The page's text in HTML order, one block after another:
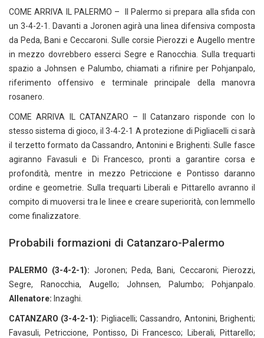
COME ARRIVA IL PALERMO – Il Palermo si prepara alla sfida con
un 3-4-2-1. Davanti a Joronen agirà una linea difensiva composta
da Peda, Bani e Ceccaroni. Sulle corsie Pierozzi e Augello mentre
in mezzo dovrebbero esserci Segre e Ranocchia. Sulla trequarti
spazio a Johnsen e Palumbo, chiamati a rifinire per Pohjanpalo,
riferimento offensivo e terminale principale della manovra
rosanero.
COME ARRIVA IL CATANZARO – Il Catanzaro risponde con lo
stesso sistema di gioco, il 3-4-2-1 A protezione di Pigliacelli ci sarà
il terzetto formato da Cassandro, Antonini e Brighenti. Sulle fasce
agiranno Favasuli e Di Francesco, pronti a garantire corsa e
profondità, mentre in mezzo Petriccione e Pontisso daranno
ordine e geometrie. Sulla trequarti Liberali e Pittarello avranno il
compito di muoversi tra le linee e creare superiorità, con Iemmello
come finalizzatore.
Probabili formazioni di Catanzaro-Palermo
PALERMO (3-4-2-1): Joronen; Peda, Bani, Ceccaroni; Pierozzi,
Segre, Ranocchia, Augello; Johnsen, Palumbo; Pohjanpalo.
Allenatore: Inzaghi.
CATANZARO (3-4-2-1): Pigliacelli; Cassandro, Antonini, Brighenti;
Favasuli, Petriccione, Pontisso, Di Francesco; Liberali, Pittarello;